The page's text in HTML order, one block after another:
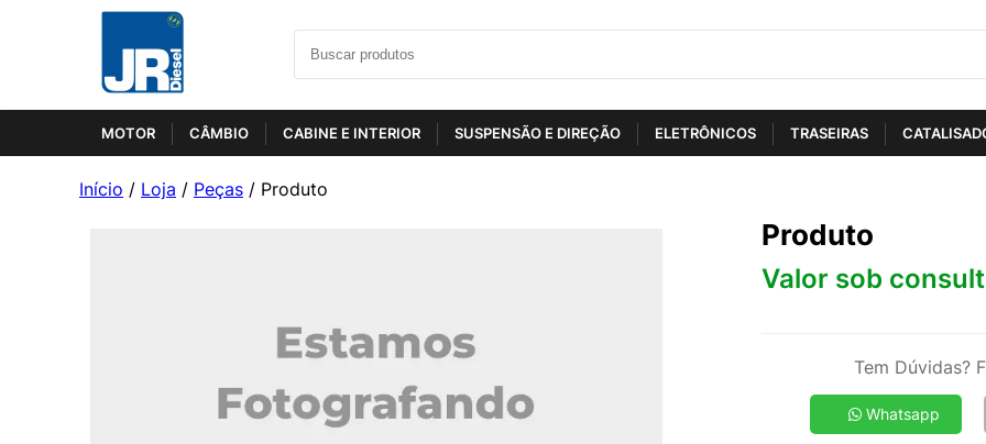
MOTOR CÂMBIO CABINE E INTERIOR SUSPENSÃO E DIREÇÃO ELETRÔNICOS TRASEIRAS
Início / Loja / Peças / Produto
Produto
Valor sob
Tem Dúvidas?
Whatsapp